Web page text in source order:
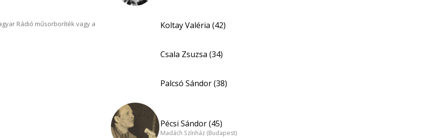
Rádió műsorboríték vagy a
Koltay Valéria (42)
Csala Zsuzsa (34)
Palcsó Sándor (38)
Pécsi Sándor (45)
Madách Színház (Budapest)